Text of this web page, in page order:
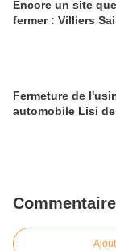
Encore un site
fermer : Villiers
Fermeture de l'usine de pièces
automobile Lisi